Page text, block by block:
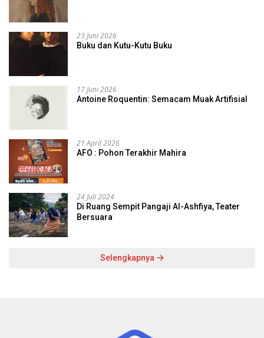
23 Juni 2026
Buku dan Kutu-Kutu Buku
17 Juni 2026
Antoine Roquentin: Semacam Muak Artifisial
21 April 2026
AFO : Pohon Terakhir Mahira
24 Juli 2024
Di Ruang Sempit Pangaji Al-Ashfiya, Teater
Bersuara
Selengkapnya